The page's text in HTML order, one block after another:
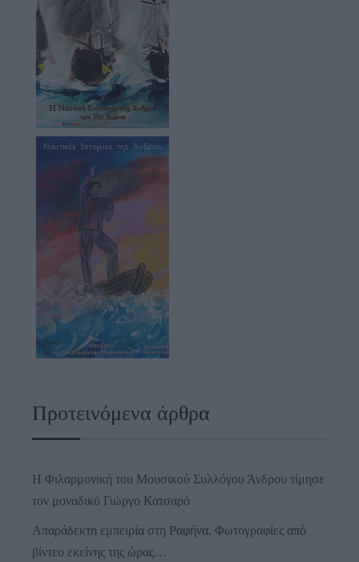
Προτεινόμενα άρθρα
Η Φιλαρμονική του Μουσικού Συλλόγου Άνδρου τίμησε
τον μοναδικό Γιώργο Κατσαρό
Απαράδεκτη εμπειρία στη Ραφήνα. Φωτογραφίες από
βίντεο εκείνης της ώρας…